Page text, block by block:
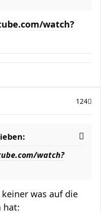
watch?
124
watch?
was auf die
hat: